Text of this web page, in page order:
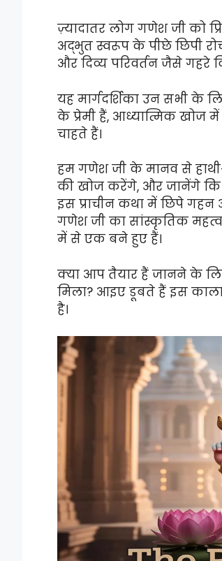
ज़्यादातर लोग गणेश जी को
अद्भुत स्वरूप के पीछे छिपी
और दिव्य परिवर्तन जैसे गहरे
यह मार्गदर्शिका उन सभी के
के प्रेमी हैं, आध्यात्मिक खोज
चाहते हैं।
हम गणेश जी के मानव से
की खोज करेंगे, और जानेंगे कि
इस प्राचीन कथा में छिपे
गणेश जी का सांस्कृतिक महत्व
में से एक बने हुए हैं।
क्या आप तैयार हैं जानने के
मिला? आइए डूबते हैं इस
है।